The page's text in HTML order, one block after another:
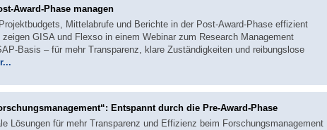
Award-Phase managen
Mittelabrufe und Berichte in der Post-Award-Phase effizient
GISA und Flexso in einem Webinar zum Research Management
Basis – für mehr Transparenz, klare Zuständigkeiten und reibungslose
Entspannt durch die Pre-Award-Phase
Lösungen für mehr Transparenz und Effizienz beim Forschungsmanagement